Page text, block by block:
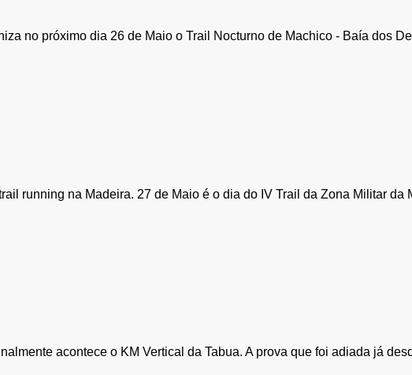
no próximo dia 26 de Maio o Trail Nocturno de Machico - Baía dos
running na Madeira. 27 de Maio é o dia do IV Trail da Zona Militar
acontece o KM Vertical da Tabua. A prova que foi adiada já